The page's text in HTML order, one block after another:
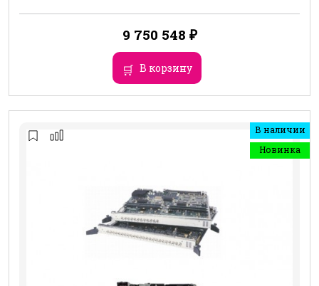
9 750 548 ₽
В корзину
В наличии
Новинка